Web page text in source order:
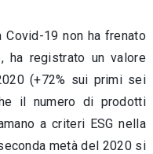
Covid-19 non ha frenato
ha registrato un valore
(+72% sui primi sei
il numero di prodotti
a criteri ESG nella
metà del 2020 si